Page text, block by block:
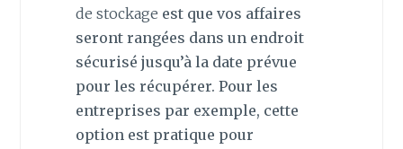
de stockage est que vos affaires
seront rangées dans un endroit
sécurisé jusqu’à la date prévue
pour les récupérer. Pour les
entreprises par exemple, cette
option est pratique pour